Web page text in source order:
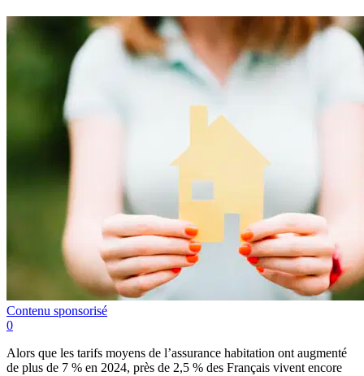
Contenu sponsorisé
0
Alors que les tarifs moyens de l’assurance habitation ont augmenté
de plus de 7 % en 2024, près de 2,5 % des Français vivent encore